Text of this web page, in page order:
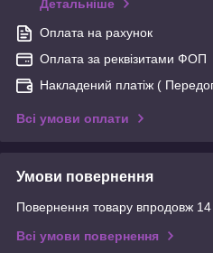
Детальніше
Оплата на рахунок
Оплата за реквізитами ФОП
Накладений платіж (
Всі умови оплати
Умови повернення
Повернення товару впродовж 14
Всі умови повернення